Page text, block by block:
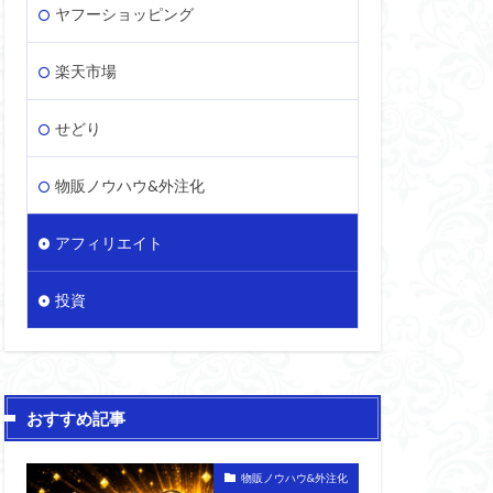
ヤフーショッピング
楽天市場
せどり
物販ノウハウ&外注化
アフィリエイト
投資
おすすめ記事
物販ノウハウ&外注化